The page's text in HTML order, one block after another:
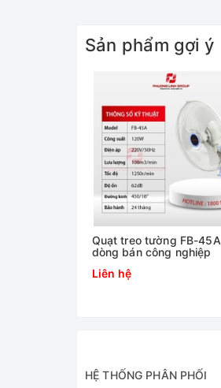
- Nhà hàng, khách sạn
- Hội trường, phòng họp
- Nhà thi đấu
- Nhà xưởng
Sản phẩm gợi ý
Quạt treo tường FB-45A
dòng bán công nghiệp
Liên hệ
HỆ THỐNG PHÂN PHỐI